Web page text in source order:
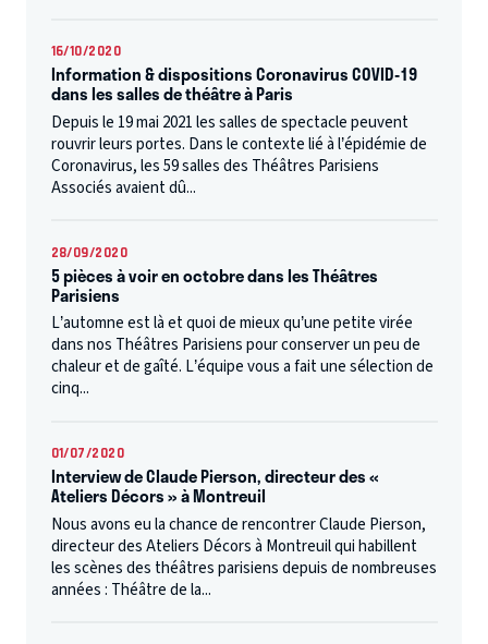
16/10/2020
Information & dispositions Coronavirus COVID-19
dans les salles de théâtre à Paris
Depuis le 19 mai 2021 les salles de spectacle peuvent
rouvrir leurs portes. Dans le contexte lié à l’épidémie de
Coronavirus, les 59 salles des Théâtres Parisiens
Associés avaient dû...
28/09/2020
5 pièces à voir en octobre dans les Théâtres
Parisiens
L’automne est là et quoi de mieux qu’une petite virée
dans nos Théâtres Parisiens pour conserver un peu de
chaleur et de gaîté. L’équipe vous a fait une sélection de
cinq...
01/07/2020
Interview de Claude Pierson, directeur des «
Ateliers Décors » à Montreuil
Nous avons eu la chance de rencontrer Claude Pierson,
directeur des Ateliers Décors à Montreuil qui habillent
les scènes des théâtres parisiens depuis de nombreuses
années : Théâtre de la...